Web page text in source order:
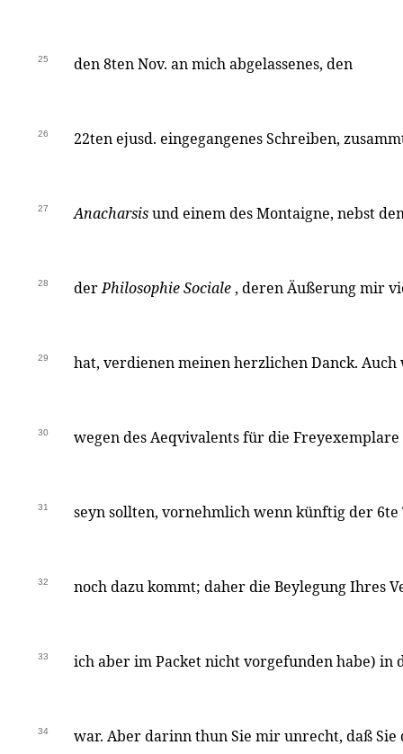
25 den 8ten Nov. an mich abgelassenes, den
26 22ten ejusd. eingegangenes Schreiben,
27 Anacharsisund einem des Montaigne, nebst
28 derPhilosophie Sociale , deren Äußerung mir
29 hat, verdienen meinen herzlichen Danck. Auch
30 wegen des Aeqvivalents für die
31 seyn sollten, vornehmlich wenn künftig der 6te
32 noch dazu kommt; daher die Beylegung Ihres
33 ich aber im Packet nicht vorgefunden habe) in
34 war. Aber darinn thun Sie mir unrecht, daß Sie